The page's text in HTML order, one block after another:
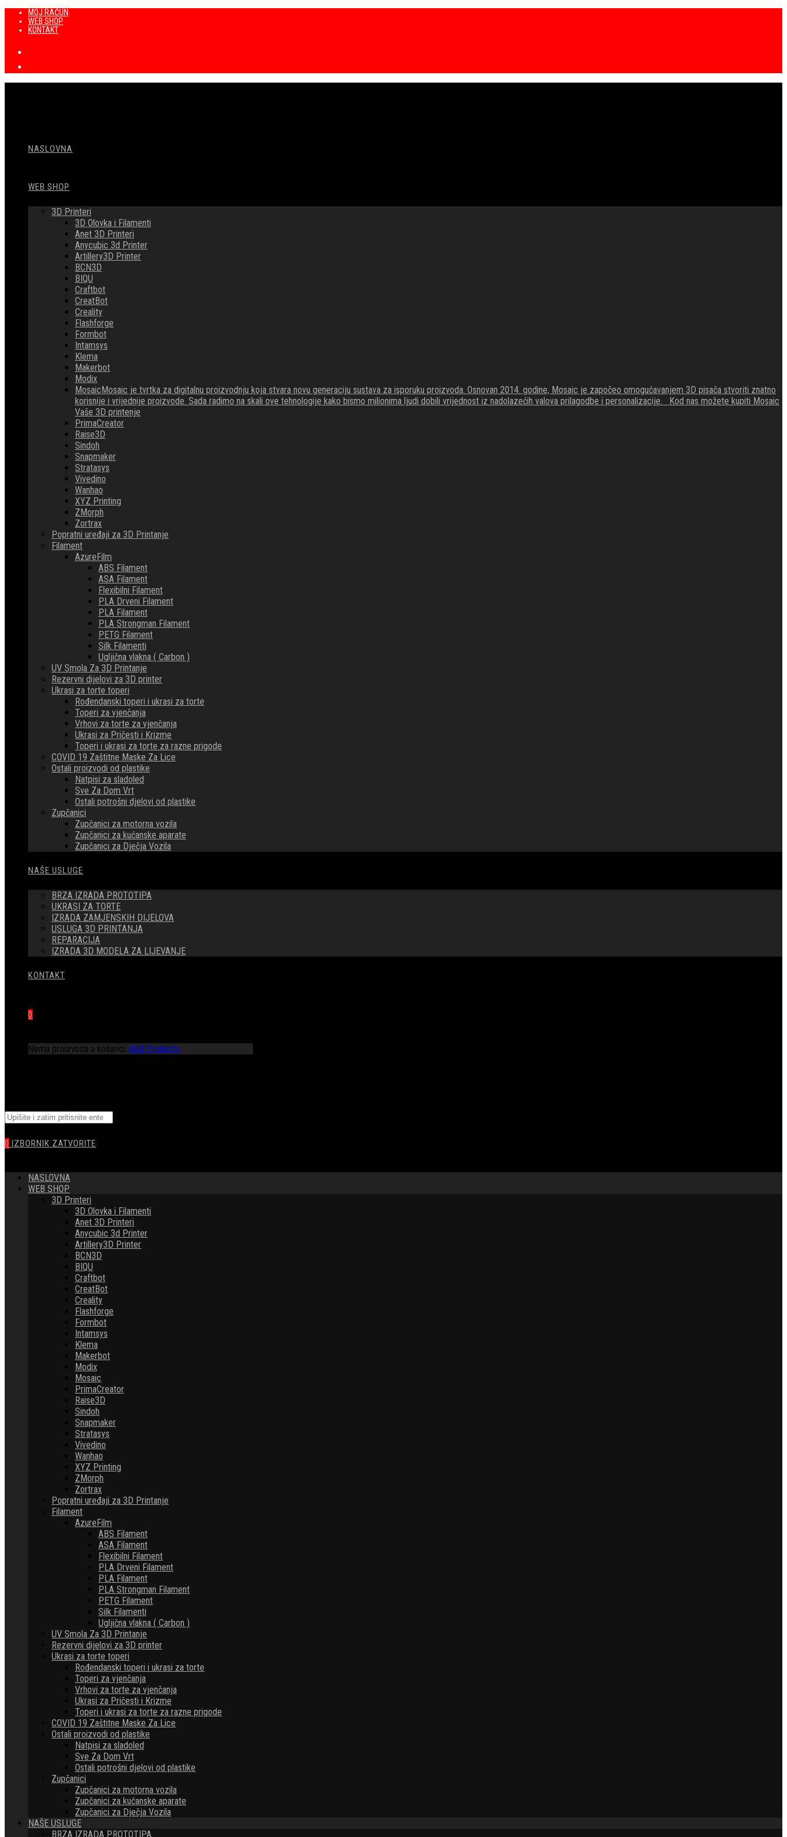
Preskoči
sadržaj
MOJ RAČUN
WEB SHOP
KONTAKT
NASLOVNA
WEB SHOP
3D Printeri
3D Olovka i Filamenti
Anet 3D Printeri
Anycubic 3d Printer
Artillery3D Printer
BCN3D
BIQU
Craftbot
CreatBot
Creality
Flashforge
Formbot
Intamsys
Klema
Makerbot
Modix
MosaicMosaic je tvrtka za digitalnu proizvodnju koja stvara novu generaciju sustava za isporuku proizvoda. Osnovan 2014. godine, Mosaic je započeo omogućavanjem 3D pisača stvoriti znatno
korisnije i vrijednije proizvode. Sada radimo na skali ove tehnologije kako bismo milionima ljudi dobili vrijednost iz nadolazećih valova prilagodbe i personalizacije. Kod nas možete kupiti Mosaic
Vaše 3D printenje
PrimaCreator
Raise3D
Sindoh
Snapmaker
Stratasys
Vivedino
Wanhao
XYZ Printing
ZMorph
Zortrax
Popratni uređaji za 3D Printanje
Filament
AzureFilm
ABS Filament
ASA Filament
Flexibilni Filament
PLA Drveni Filament
PLA Filament
PLA Strongman Filament
PETG Filament
Silk Filamenti
Ugljična vlakna ( Carbon )
UV Smola Za 3D Printanje
Rezervni dijelovi za 3D printer
Ukrasi za torte toperi
Rođendanski toperi i ukrasi za torte
Toperi za vjenčanja
Vrhovi za torte za vjenčanja
Ukrasi za Pričesti i Krizme
Toperi i ukrasi za torte za razne prigode
COVID 19 Zaštitne Maske Za Lice
Ostali proizvodi od plastike
Natpisi za sladoled
Sve Za Dom Vrt
Ostali potrošni djelovi od plastike
Zupčanici
Zupčanici za motorna vozila
Zupčanici za kućanske aparate
Zupčanici za Dječja Vozila
NAŠE USLUGE
BRZA IZRADA PROTOTIPA
UKRASI ZA TORTE
IZRADA ZAMJENSKIH DIJELOVA
USLUGA 3D PRINTANJA
REPARACIJA
IZRADA 3D MODELA ZA LIJEVANJE
KONTAKT
0
Nema proizvoda u košarici. Add Products
WEBSITE
Pretražite
ovu
web
stranicu
0 IZBORNIK ZATVORITE
NASLOVNA
WEB SHOP
3D Printeri
3D Olovka i Filamenti
Anet 3D Printeri
Anycubic 3d Printer
Artillery3D Printer
BCN3D
BIQU
Craftbot
CreatBot
Creality
Flashforge
Formbot
Intamsys
Klema
Makerbot
Modix
Mosaic
PrimaCreator
Raise3D
Sindoh
Snapmaker
Stratasys
Vivedino
Wanhao
XYZ Printing
ZMorph
Zortrax
Popratni uređaji za 3D Printanje
Filament
AzureFilm
ABS Filament
ASA Filament
Flexibilni Filament
PLA Drveni Filament
PLA Filament
PLA Strongman Filament
PETG Filament
Silk Filamenti
Ugljična vlakna ( Carbon )
UV Smola Za 3D Printanje
Rezervni dijelovi za 3D printer
Ukrasi za torte toperi
Rođendanski toperi i ukrasi za torte
Toperi za vjenčanja
Vrhovi za torte za vjenčanja
Ukrasi za Pričesti i Krizme
Toperi i ukrasi za torte za razne prigode
COVID 19 Zaštitne Maske Za Lice
Ostali proizvodi od plastike
Natpisi za sladoled
Sve Za Dom Vrt
Ostali potrošni djelovi od plastike
Zupčanici
Zupčanici za motorna vozila
Zupčanici za kućanske aparate
Zupčanici za Dječja Vozila
NAŠE USLUGE
BRZA IZRADA PROTOTIPA